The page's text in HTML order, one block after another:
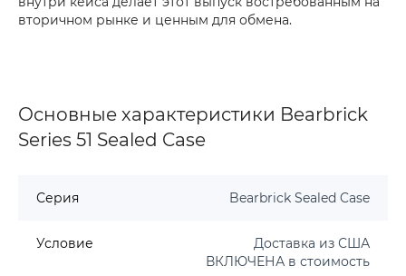
вторичном рынке и ценным для обмена.
Основные характеристики Bearbrick
Series 51 Sealed Case
Серия Bearbrick Sealed Case
Условие
Доставка из США
ВКЛЮЧЕНА в стоимость